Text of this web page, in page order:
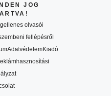
JOG
olvasói
fellépésről
AdatvédelemKiadó